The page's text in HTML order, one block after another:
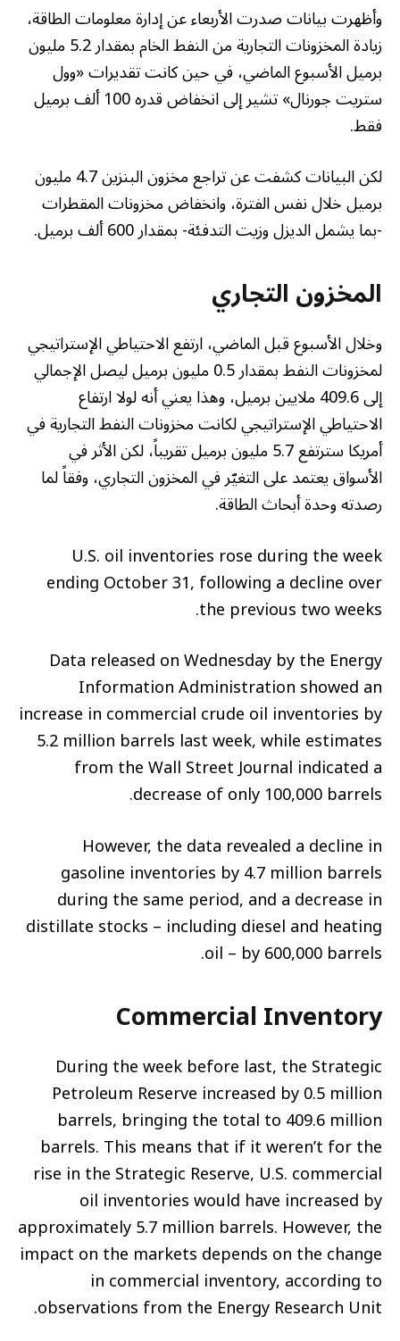
وأظهرت بيانات صدرت الأربعاء عن إدارة معلومات الطاقة،
زيادة المخزونات التجارية من النفط الخام بمقدار 5.2 مليون
برميل الأسبوع الماضي، في حين كانت تقديرات «وول
ستريت جورنال» تشير إلى انخفاض قدره 100 ألف برميل
فقط.
لكن البيانات كشفت عن تراجع مخزون البنزين 4.7 مليون
برميل خلال نفس الفترة، وانخفاض مخزونات المقطرات
-بما يشمل الديزل وزيت التدفئة- بمقدار 600 ألف برميل.
المخزون التجاري
وخلال الأسبوع قبل الماضي، ارتفع الاحتياطي الإستراتيجي
لمخزونات النفط بمقدار 0.5 مليون برميل ليصل الإجمالي
إلى 409.6 ملايين برميل، وهذا يعني أنه لولا ارتفاع
الاحتياطي الإستراتيجي لكانت مخزونات النفط التجارية في
أمريكا سترتفع 5.7 مليون برميل تقريباً، لكن الأثر في
الأسواق يعتمد على التغيّر في المخزون التجاري، وفقاً لما
رصدته وحدة أبحاث الطاقة.
U.S. oil inventories rose during the week
ending October 31, following a decline over
the previous two weeks.
Data released on Wednesday by the Energy
Information Administration showed an
increase in commercial crude oil inventories by
5.2 million barrels last week, while estimates
from the Wall Street Journal indicated a
decrease of only 100,000 barrels.
However, the data revealed a decline in
gasoline inventories by 4.7 million barrels
during the same period, and a decrease in
distillate stocks – including diesel and heating
oil – by 600,000 barrels.
Commercial Inventory
During the week before last, the Strategic
Petroleum Reserve increased by 0.5 million
barrels, bringing the total to 409.6 million
barrels. This means that if it weren’t for the
rise in the Strategic Reserve, U.S. commercial
oil inventories would have increased by
approximately 5.7 million barrels. However, the
impact on the markets depends on the change
in commercial inventory, according to
observations from the Energy Research Unit.